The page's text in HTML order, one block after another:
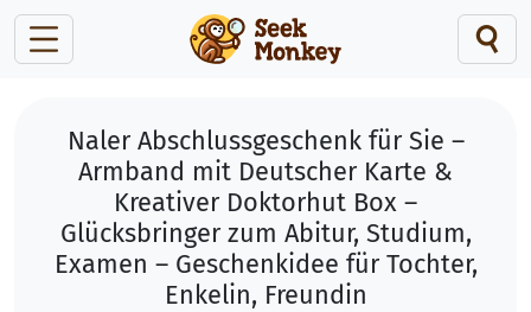
Naler Abschlussgeschenk für Sie –
Armband mit Deutscher Karte &
Kreativer Doktorhut Box –
Glücksbringer zum Abitur, Studium,
Examen – Geschenkidee für Tochter,
Enkelin, Freundin